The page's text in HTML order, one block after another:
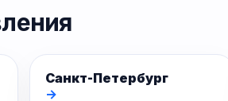
Санкт-Петербург
→